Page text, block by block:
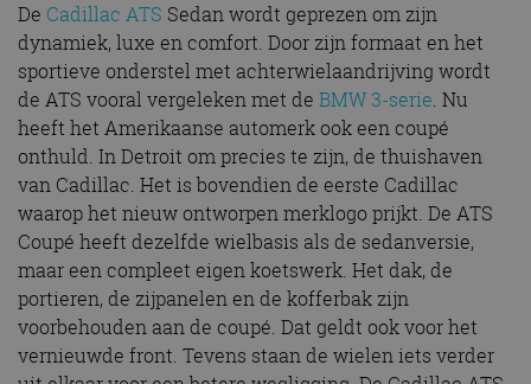
De Cadillac ATS Sedan wordt geprezen om zijn
dynamiek, luxe en comfort. Door zijn formaat en het
sportieve onderstel met achterwielaandrijving wordt
de ATS vooral vergeleken met de BMW 3-serie. Nu
heeft het Amerikaanse automerk ook een coupé
onthuld. In Detroit om precies te zijn, de thuishaven
van Cadillac. Het is bovendien de eerste Cadillac
waarop het nieuw ontworpen merklogo prijkt. De ATS
Coupé heeft dezelfde wielbasis als de sedanversie,
maar een compleet eigen koetswerk. Het dak, de
portieren, de zijpanelen en de kofferbak zijn
voorbehouden aan de coupé. Dat geldt ook voor het
vernieuwde front. Tevens staan de wielen iets verder